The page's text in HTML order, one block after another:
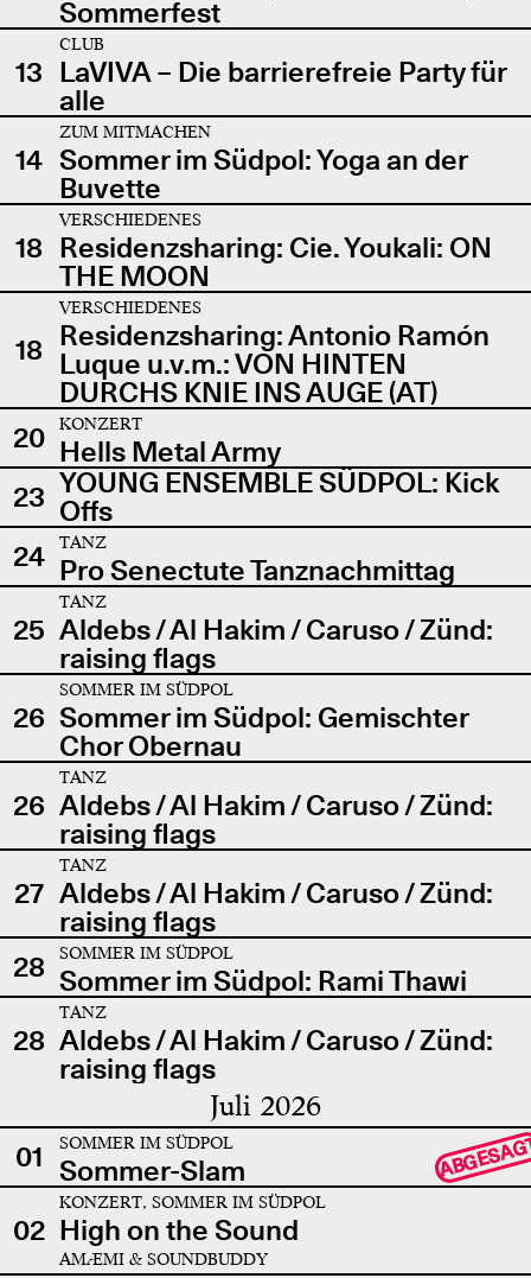
Sommerfest
13
CLUB
LaVIVA – Die barrierefreie Party für
alle
14
ZUM MITMACHEN
Sommer im Südpol: Yoga an der
Buvette
18
VERSCHIEDENES
Residenzsharing: Cie. Youkali: ON
THE MOON
18
VERSCHIEDENES
Residenzsharing: Antonio Ramón
Luque u.v.m.: VON HINTEN
DURCHS KNIE INS AUGE (AT)
20
KONZERT
Hells Metal Army
23 YOUNG ENSEMBLE SÜDPOL: Kick
Offs
24
TANZ
Pro Senectute Tanznachmittag
25
TANZ
Aldebs / Al Hakim / Caruso / Zünd:
raising flags
26
SOMMER IM SÜDPOL
Sommer im Südpol: Gemischter
Chor Obernau
26
TANZ
Aldebs / Al Hakim / Caruso / Zünd:
raising flags
27
TANZ
Aldebs / Al Hakim / Caruso / Zünd:
raising flags
28
SOMMER IM SÜDPOL
Sommer im Südpol: Rami Thawi
28
TANZ
Aldebs / Al Hakim / Caruso / Zünd:
raising flags
Juli 2026
01 SOMMER IM SÜDPOL
Sommer-Slam
02
KONZERT, SOMMER IM SÜDPOL
High on the Sound
AMÆMI & SOUNDBUDDY